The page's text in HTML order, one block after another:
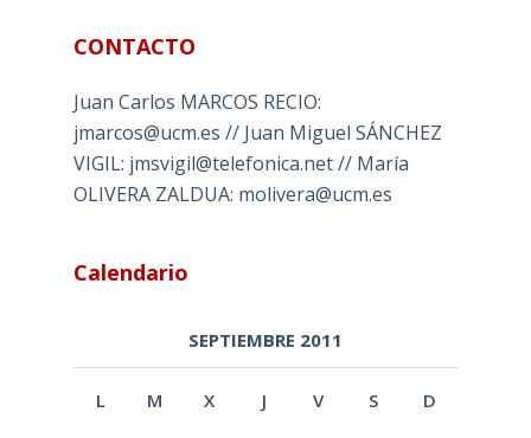
CONTACTO
Juan Carlos MARCOS RECIO:
jmarcos@ucm.es // Juan Miguel SÁNCHEZ
VIGIL: jmsvigil@telefonica.net // María
OLIVERA ZALDUA: molivera@ucm.es
Calendario
SEPTIEMBRE 2011
L M X J V S D